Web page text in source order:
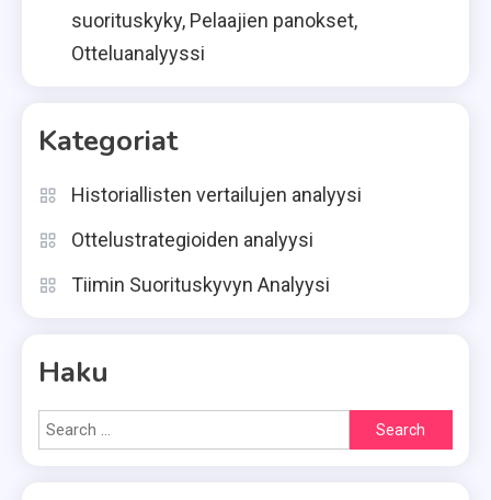
suorituskyky, Pelaajien panokset,
Otteluanalyyssi
Kategoriat
Historiallisten vertailujen analyysi
Ottelustrategioiden analyysi
Tiimin Suorituskyvyn Analyysi
Haku
Search
for: